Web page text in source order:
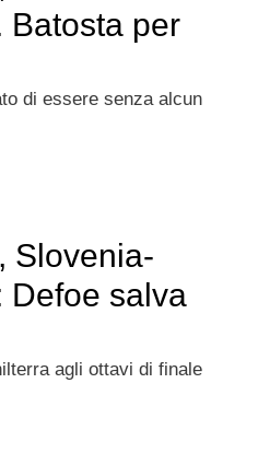
Batosta per
di essere senza alcun
Slovenia-
Defoe salva
agli ottavi di finale